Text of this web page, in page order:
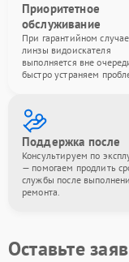
Приоритетное
обслуживание
При гарантийном
линзы видоискателя
выполняется вне
быстро устраняем
Поддержка после
Консультируем по
— помогаем продлить
службы после
ремонта.
Оставьте